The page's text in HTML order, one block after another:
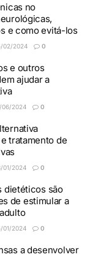
no
e como evitá-los
02/2024 0
e outros
ajudar a
06/2024 0
tratamento de
01/2024 0
dietéticos são
de estimular a
01/2024 0
a desenvolver